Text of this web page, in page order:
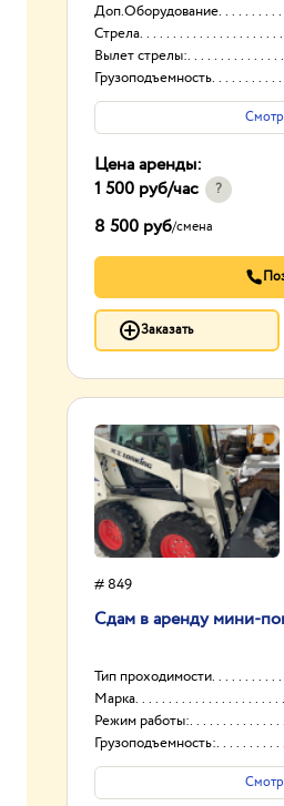
Доп.Оборудование
Стрела
Вылет стрелы:
Грузоподъемность
Цена аренды:
1 500 руб/час ?
8 500 руб/смена
Заказать
# 849
Сдам в аренду мини-
Тип проходимости
Марка
Режим работы:
Грузоподъемность: